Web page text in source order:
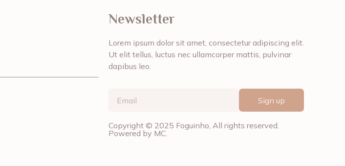
Newsletter
Lorem ipsum dolor sit amet, consectetur adipiscing elit.
Ut elit tellus, luctus nec ullamcorper mattis, pulvinar
dapibus leo.
Sign up
Copyright © 2025 Foguinho, All rights reserved.
Powered by MC.